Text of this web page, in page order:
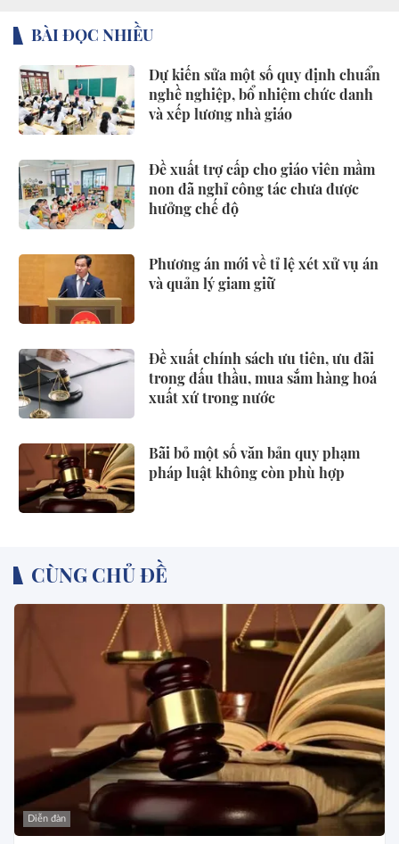
BÀI ĐỌC NHIỀU
Dự kiến sửa một số quy định chuẩn
nghề nghiệp, bổ nhiệm chức danh
và xếp lương nhà giáo
Đề xuất trợ cấp cho giáo viên mầm
non đã nghỉ công tác chưa được
hưởng chế độ
Phương án mới về tỉ lệ xét xử vụ án
và quản lý giam giữ
Đề xuất chính sách ưu tiên, ưu đãi
trong đấu thầu, mua sắm hàng hoá
xuất xứ trong nước
Bãi bỏ một số văn bản quy phạm
pháp luật không còn phù hợp
CÙNG CHỦ ĐỀ
Diễn đàn